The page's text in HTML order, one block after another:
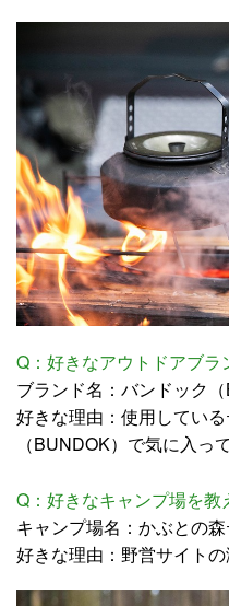
Q：好きなアウトドアブラ
ブランド名：バンドック（
好きな理由：使用してい
（BUNDOK）で気に入っ
Q：好きなキャンプ場を教
キャンプ場名：かぶとの森
好きな理由：野営サイト